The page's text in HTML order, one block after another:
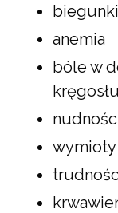
biegunki
anemia
bóle w
wymioty